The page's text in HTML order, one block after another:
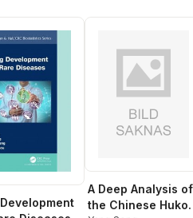
A Deep Analysis of
the Chinese